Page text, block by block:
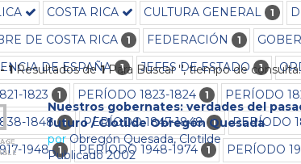
COSTA RICA CULTURA GENERAL 1
DE COSTA RICA 1 FEDERACIÓN 1
DE ESPAÑA 1 JEFES DE ESTADO 1
1823 1 PERÍODO 1823-1824 1 PERÍODO
1848 1 PERÍODO 1847-1848 1 PERÍODO
1948 1 PERÍODO 1948-1974 1 PERÍODO
1Resultados de1Para Buscar '', tiempo de
Nuestros gobernates: verdades del
futuro / Clotilde Obregón Quesada
porObregón Quesada, Clotilde
Publicado 2002